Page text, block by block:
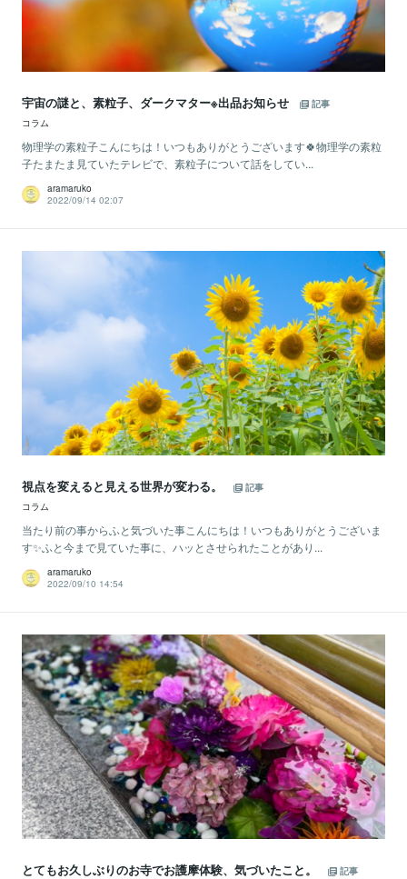
宇宙の謎と、素粒子、ダークマター※出品お知らせ
記事
コラム
物理学の素粒子こんにちは！いつもありがとうございます🍀物理学の素粒
子たまたま見ていたテレビで、素粒子について話をしてい...
aramaruko
2022/09/14 02:07
視点を変えると見える世界が変わる。
記事
コラム
当たり前の事からふと気づいた事こんにちは！いつもありがとうございま
す✨ふと今まで見ていた事に、ハッとさせられたことがあり...
aramaruko
2022/09/10 14:54
とてもお久しぶりのお寺でお護摩体験、気づいたこと。
記事